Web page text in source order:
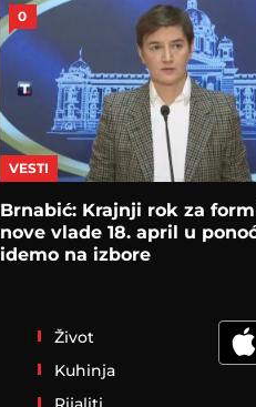
0
VESTI
Brnabić: Krajnji rok za
nove vlade 18. april u
idemo na izbore
Život
Kuhinja